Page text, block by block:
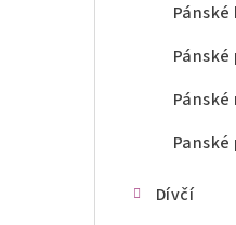
Dívčí